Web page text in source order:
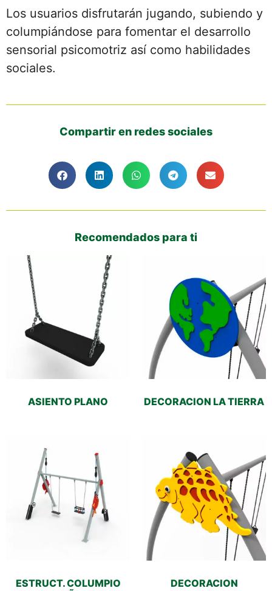
Los usuarios disfrutarán jugando, subiendo y
columpiándose para fomentar el desarrollo
sensorial psicomotriz así como habilidades
sociales.
Compartir en redes sociales
Recomendados para ti
ASIENTO PLANO DECORACION LA TIERRA
ESTRUCT. COLUMPIO
DECORACION